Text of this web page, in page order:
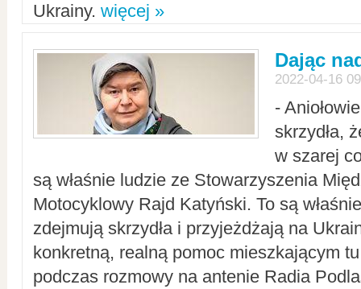
Ukrainy. więcej »
Dając
2022-04-16
-
skrzydła,
w szarej
są właśnie ludzie ze Stowarzyszenia
Motocyklowy Rajd Katyński. To są
zdejmują skrzydła i przyjeżdżają na
konkretną, realną pomoc mieszkającym
podczas rozmowy na antenie Radia